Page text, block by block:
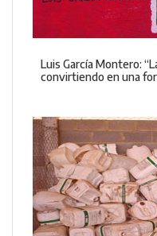
Luis García Montero:
convirtiendo en una